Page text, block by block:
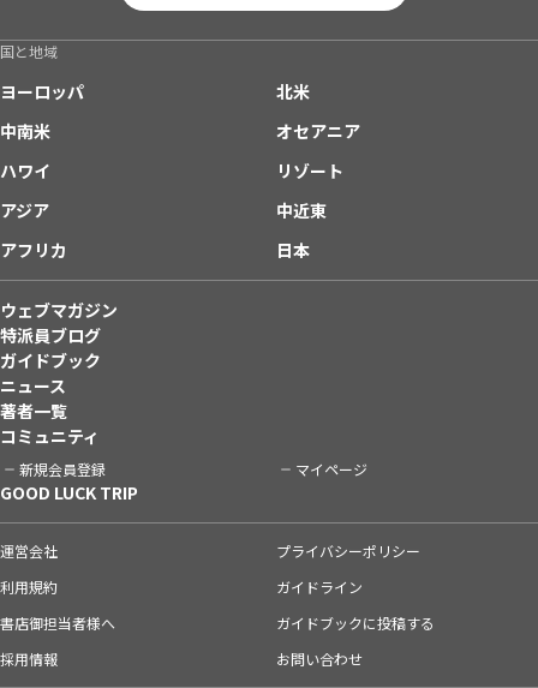
国と地域
ヨーロッパ
北米
中南米
オセアニア
ハワイ
リゾート
アジア
中近東
アフリカ
日本
ウェブマガジン
特派員ブログ
ガイドブック
ニュース
著者一覧
コミュニティ
新規会員登録 マイページ
GOOD LUCK TRIP
運営会社
プライバシーポリシー
利用規約
ガイドライン
書店御担当者様へ
ガイドブックに投稿する
採用情報
お問い合わせ